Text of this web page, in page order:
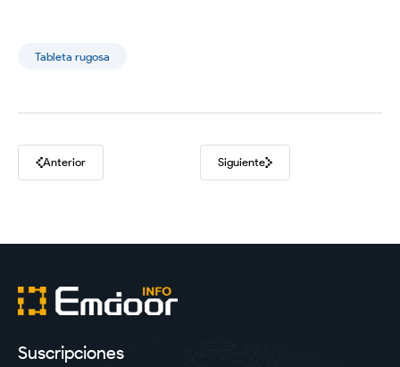
Tableta rugosa
Anterior Siguiente
Suscripciones